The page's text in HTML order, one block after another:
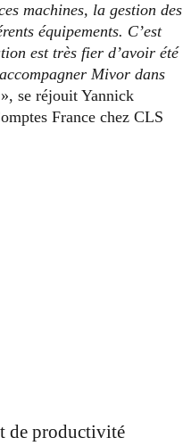
machines, la gestion des
équipements. C’est
est très fier d’avoir été
Mivor dans
», se réjouit Yannick
France chez CLS
de productivité